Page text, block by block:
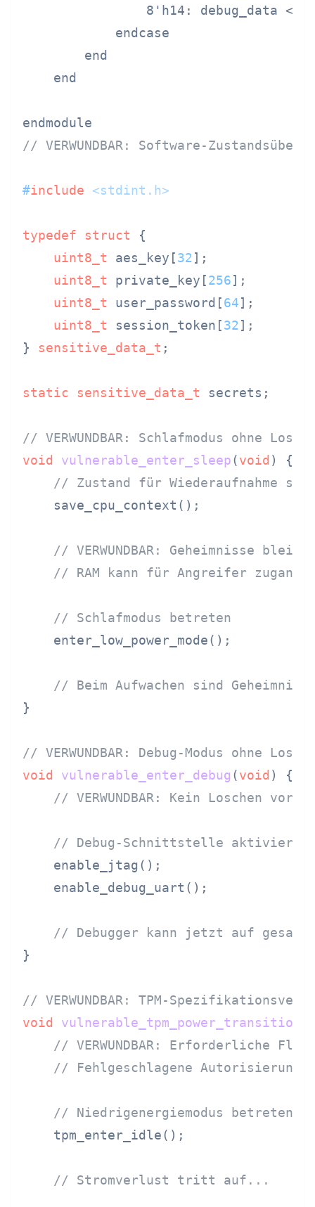
8'h14: debug_data <=
            endcase
        end
    end
// VERWUNDBAR: Software-
#include <stdint.h>
typedef struct {
uint8_t aes_key[32];
uint8_t private_key[256];
uint8_t user_password[64];
uint8_t session_token[32];
} sensitive_data_t ;
static sensitive_data_t secrets;
// VERWUNDBAR: Schlafmodus ohne
void
vulnerable_enter_sleep(void )
{
// Zustand für Wiederaufnahme
    save_cpu_context();
// VERWUNDBAR: Geheimnisse
// RAM kann für Angreifer
// Schlafmodus betreten
    enter_low_power_mode();
// Beim Aufwachen sind
}
// VERWUNDBAR: Debug-Modus ohne
void
vulnerable_enter_debug (void )
{
// VERWUNDBAR: Kein Loschen vor
// Debug-Schnittstelle aktivieren
    enable_jtag();
    enable_debug_uart();
// Debugger kann jetzt auf
}
// VERWUNDBAR: TPM-
void
vulnerable_tpm_power_transition
// VERWUNDBAR: Erforderliche
// Fehlgeschlagene
// Niedrigenergiemodus betreten
    tpm_enter_idle();
// Stromverlust tritt auf...